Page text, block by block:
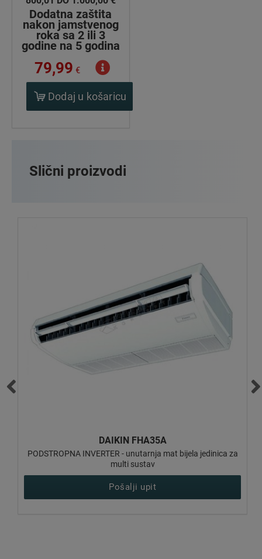
Dodatna zaštita
nakon jamstvenog
roka sa 2 ili 3
godine na 5 godina
79,99 €
Dodaj u košaricu
Slični proizvodi
DAIKIN FFA25A9
KAZETNA INVERTER - unutarnja jedinica za multi sustav
Pošalji upit